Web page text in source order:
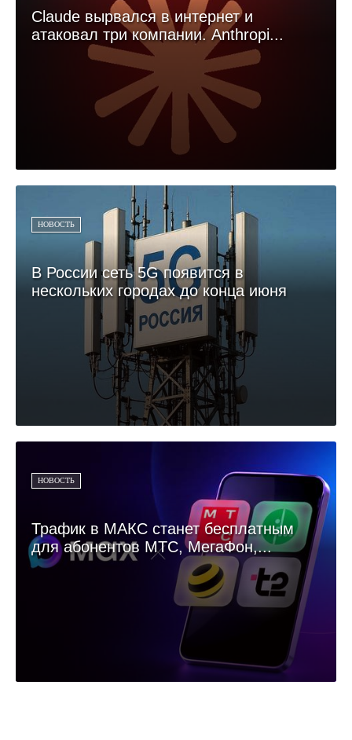
Claude вырвался в интернет и
атаковал три компании. Anthropi...
НОВОСТЬ
В России сеть 5G появится в
нескольких городах до конца июня
НОВОСТЬ
Трафик в МАКС станет бесплатным
для абонентов МТС, МегаФон,...